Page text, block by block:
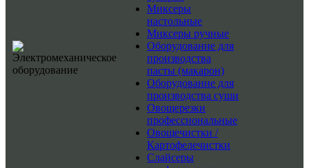
Миксеры
настольные
Миксеры ручные
Оборудование для
производства
пасты (макарон)
Оборудование для
производства суши
Овощерезки
профессиональные
Овощечистки /
Картофелечистки
Слайсеры